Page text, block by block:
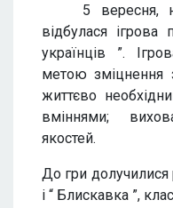
5 вересня, на
відбулася ігрова
українців ”.
метою зміцнення
життєво
вміннями;
якостей.
До гри долучилися
і “ Блискавка ”,